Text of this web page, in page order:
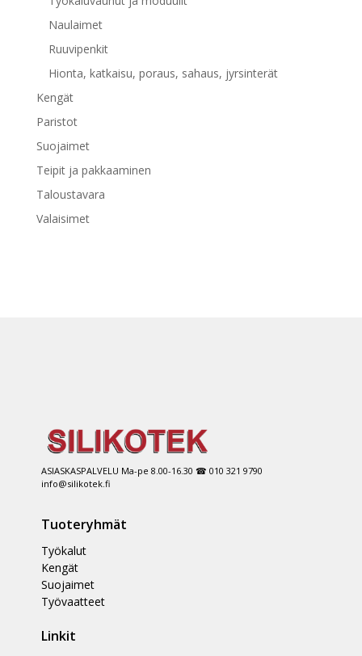
Naulaimet
Ruuvipenkit
Hionta, katkaisu, poraus, sahaus, jyrsinterät
Kengät
Paristot
Suojaimet
Teipit ja pakkaaminen
Taloustavara
Valaisimet
ASIASKASPALVELU Ma-pe 8.00-16.30 ☎ 010 321 9790
info@silikotek.fi
Tuoteryhmät
Työkalut
Kengät
Suojaimet
Työvaatteet
Linkit